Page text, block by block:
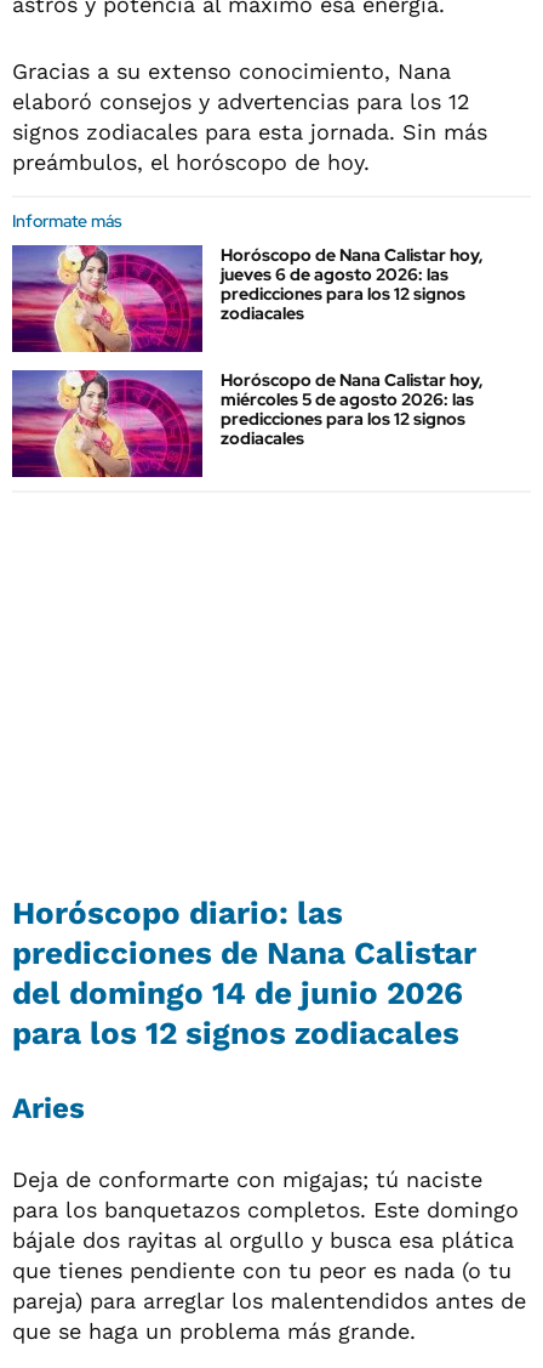
Gracias a su extenso conocimiento, Nana
elaboró consejos y advertencias para los 12
signos zodiacales para esta jornada. Sin más
preámbulos, el horóscopo de hoy.
Informate más
Horóscopo de Nana Calistar hoy,
jueves 6 de agosto 2026: las
predicciones para los 12 signos
zodiacales
Horóscopo de Nana Calistar hoy,
miércoles 5 de agosto 2026: las
predicciones para los 12 signos
zodiacales
Horóscopo diario: las
predicciones de Nana Calistar
del domingo 14 de junio 2026
para los 12 signos zodiacales
Aries
Deja de conformarte con migajas; tú naciste
para los banquetazos completos. Este domingo
bájale dos rayitas al orgullo y busca esa plática
que tienes pendiente con tu peor es nada (o tu
pareja) para arreglar los malentendidos antes de
que se haga un problema más grande.